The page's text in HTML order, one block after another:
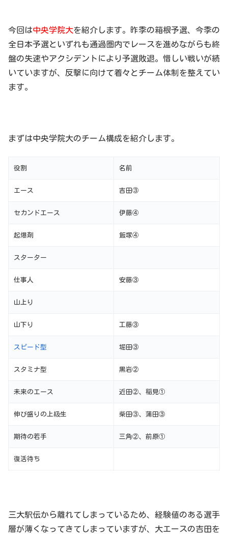
今回は中央学院大を紹介します。昨季の箱根予選、今季の
全日本予選といずれも通過圏内でレースを進めながらも終
盤の失速やアクシデントにより予選敗退。惜しい戦いが続
いていますが、反撃に向けて着々とチーム体制を整えてい
ます。
まずは中央学院大のチーム構成を紹介します。
役割 名前
エース 吉田③
セカンドエース 伊藤④
起爆剤 飯塚④
スターター
仕事人 安藤③
山上り
山下り 工藤③
スピード型 堀田③
スタミナ型 黒岩②
未来のエース 近田②、稲見①
伸び盛りの上級生 柴田③、蒲田③
期待の若手 三角②、前原①
復活待ち
三大駅伝から離れてしまっているため、経験値のある選手
層が薄くなってきてしまっていますが、大エースの吉田を